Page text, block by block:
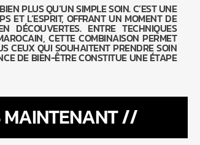
PLUS QU’UN SIMPLE SOIN. C’EST UNE
ET L’ESPRIT, OFFRANT UN MOMENT DE
DÉCOUVERTES. ENTRE TECHNIQUES
CETTE COMBINAISON PERMET
CEUX QUI SOUHAITENT PRENDRE SOIN
DE BIEN-ÊTRE CONSTITUE UNE ÉTAPE
MAINTENANT //